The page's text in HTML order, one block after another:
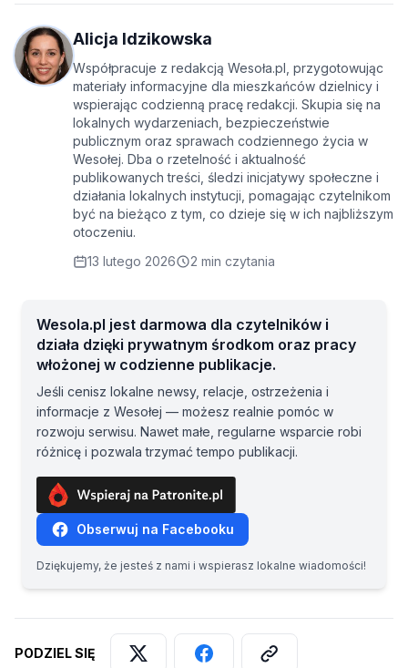
Alicja Idzikowska
Współpracuje z redakcją Wesoła.pl, przygotowując
materiały informacyjne dla mieszkańców dzielnicy i
wspierając codzienną pracę redakcji. Skupia się na
lokalnych wydarzeniach, bezpieczeństwie
publicznym oraz sprawach codziennego życia w
Wesołej. Dba o rzetelność i aktualność
publikowanych treści, śledzi inicjatywy społeczne i
działania lokalnych instytucji, pomagając czytelnikom
być na bieżąco z tym, co dzieje się w ich najbliższym
otoczeniu.
13 lutego 2026
2 min czytania
Wesola.pl jest darmowa dla czytelników i
działa dzięki prywatnym środkom oraz pracy
włożonej w codzienne publikacje.
Jeśli cenisz lokalne newsy, relacje, ostrzeżenia i
informacje z Wesołej — możesz realnie pomóc w
rozwoju serwisu. Nawet małe, regularne wsparcie robi
różnicę i pozwala trzymać tempo publikacji.
Obserwuj na Facebooku
Dziękujemy, że jesteś z nami i wspierasz lokalne wiadomości!
PODZIEL SIĘ